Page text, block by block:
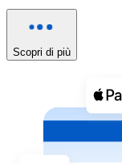
Vedi tutto
Buoni cripto
Acquista
Acquista con
Scopri di più